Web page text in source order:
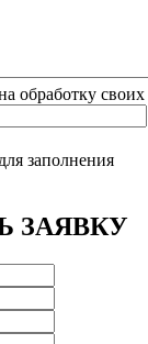
обработку своих
заполнения
ЗАЯВКУ